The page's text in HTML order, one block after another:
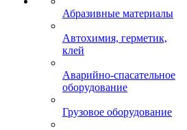
Абразивные материалы
Автохимия, герметик,
клей
Аварийно-спасательное
оборудование
Грузовое оборудование